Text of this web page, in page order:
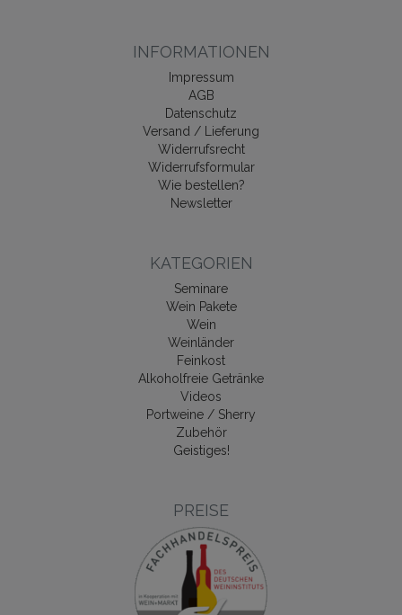
INFORMATIONEN
Impressum
AGB
Datenschutz
Versand / Lieferung
Widerrufsrecht
Widerrufsformular
Wie bestellen?
Newsletter
KATEGORIEN
Seminare
Wein Pakete
Wein
Weinländer
Feinkost
Alkoholfreie Getränke
Videos
Portweine / Sherry
Zubehör
Geistiges!
PREISE